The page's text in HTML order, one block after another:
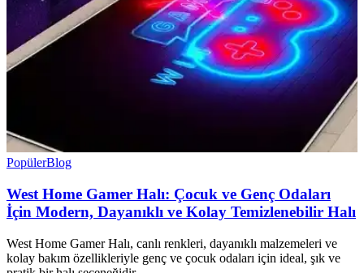
PopülerBlog
West Home Gamer Halı: Çocuk ve Genç Odaları
İçin Modern, Dayanıklı ve Kolay Temizlenebilir Halı
West Home Gamer Halı, canlı renkleri, dayanıklı malzemeleri ve
kolay bakım özellikleriyle genç ve çocuk odaları için ideal, şık ve